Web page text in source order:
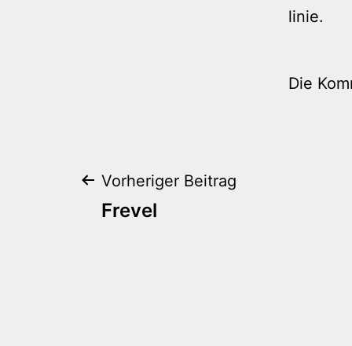
linie.
Die
Vorheriger Beitrag
Frevel